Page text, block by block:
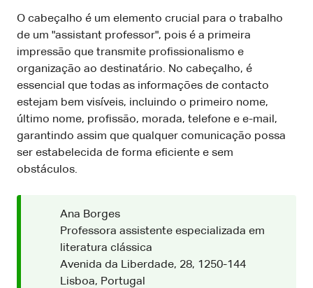
O cabeçalho é um elemento crucial para o trabalho
de um "assistant professor", pois é a primeira
impressão que transmite profissionalismo e
organização ao destinatário. No cabeçalho, é
essencial que todas as informações de contacto
estejam bem visíveis, incluindo o primeiro nome,
último nome, profissão, morada, telefone e e-mail,
garantindo assim que qualquer comunicação possa
ser estabelecida de forma eficiente e sem
obstáculos.
Ana Borges
Professora assistente especializada em
literatura clássica
Avenida da Liberdade, 28, 1250-144
Lisboa, Portugal